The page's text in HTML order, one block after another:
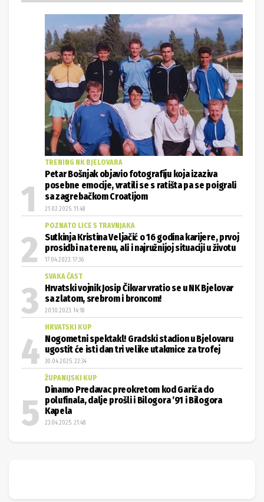
TRENING NK BJELOVARA
Petar Bošnjak objavio fotografiju koja izaziva
posebne emocije, vratili se s ratišta pa se poigrali
sa zagrebačkom Croatijom
21.02.2025. 11:48
POZNATO LICE S TRAVNJAKA
Sutkinja Kristina Veljačić o 16 godina karijere, prvoj
prosidbi na terenu, ali i najružnijoj situaciji u životu
17.04.2023. 17:36
SVAKA ČAST
Hrvatski vojnik Josip Čikvar vratio se u NK Bjelovar
sa zlatom, srebrom i broncom!
20.10.2023. 14:18
HRVATSKI KUP
Nogometni spektakl! Gradski stadion u Bjelovaru
ugostit će isti dan tri velike utakmice za trofej
30.04.2025. 22:34
ŽUPANIJSKI KUP
Dinamo Predavac preokretom kod Garića do
polufinala, dalje prošli i Bilogora ’91 i Bilogora
Kapela
23.04.2025. 21:48